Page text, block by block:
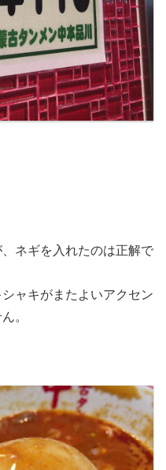
ネギを入れたのは正解で
ャキがまたよいアクセン
。